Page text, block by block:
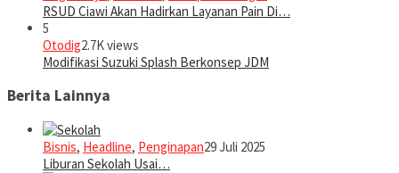
RSUD Ciawi Akan Hadirkan Layanan Pain Di…
5
Otodig2.7K views
Modifikasi Suzuki Splash Berkonsep JDM
Berita Lainnya
Bisnis, Headline, Penginapan29 Juli 2025
Liburan Sekolah Usai…